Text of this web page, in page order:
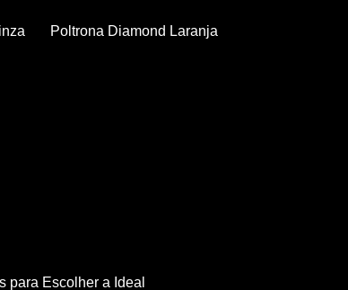
Poltrona Diamond Laranja
para Escolher a Ideal